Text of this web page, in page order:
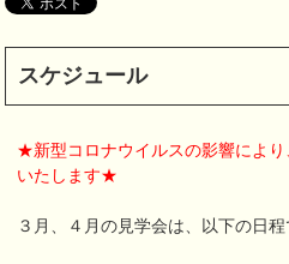
スケジュール
★新型コロナウイルスの影響によ
いたします★
３月、４月の見学会は、以下の日程